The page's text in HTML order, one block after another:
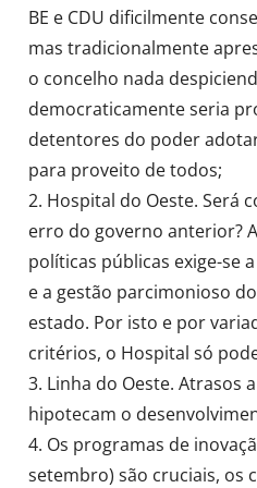
BE e CDU dificilmente
mas tradicionalmente
o concelho nada
democraticamente seria
detentores do poder
para proveito de todos;
2. Hospital do Oeste. Será
erro do governo anterior?
políticas públicas exige-se
e a gestão parcimonioso
estado. Por isto e por
critérios, o Hospital só
3. Linha do Oeste. Atrasos
hipotecam o
4. Os programas de
setembro) são cruciais, os